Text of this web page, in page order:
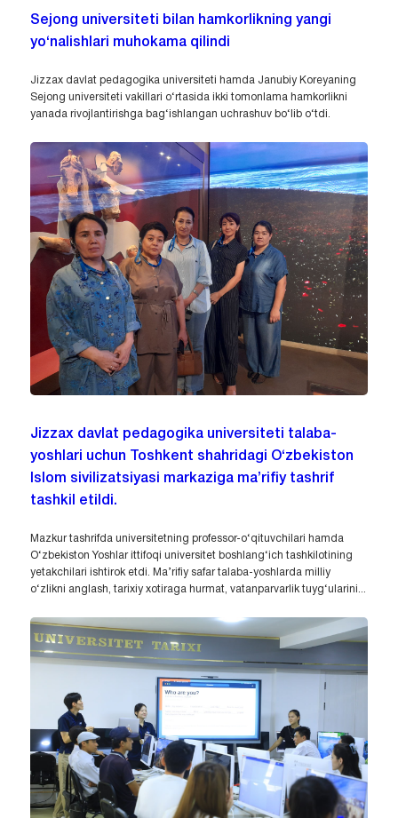
Sejong universiteti bilan hamkorlikning yangi
yo‘nalishlari muhokama qilindi
Jizzax davlat pedagogika universiteti hamda Janubiy Koreyaning
Sejong universiteti vakillari o‘rtasida ikki tomonlama hamkorlikni
yanada rivojlantirishga bag‘ishlangan uchrashuv bo‘lib o‘tdi.
Jizzax davlat pedagogika universiteti talaba-
yoshlari uchun Toshkent shahridagi O‘zbekiston
Islom sivilizatsiyasi markaziga ma’rifiy tashrif
tashkil etildi.
Mazkur tashrifda universitetning professor-o‘qituvchilari hamda
O‘zbekiston Yoshlar ittifoqi universitet boshlang‘ich tashkilotining
yetakchilari ishtirok etdi. Ma’rifiy safar talaba-yoshlarda milliy
o‘zlikni anglash, tarixiy xotiraga hurmat, vatanparvarlik tuyg‘ularini...